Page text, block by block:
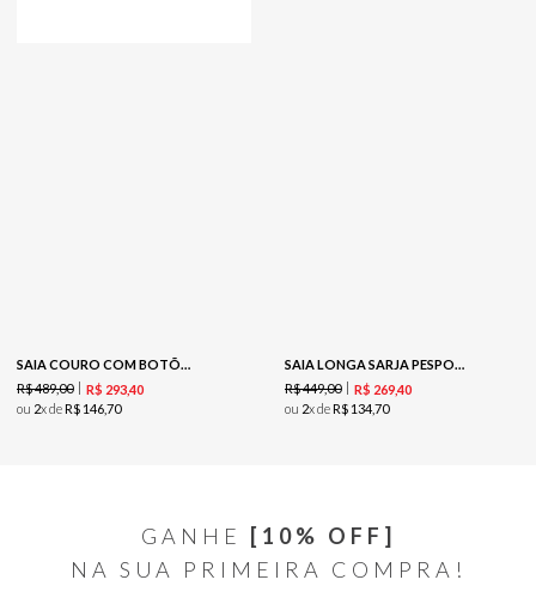
SAIA COURO COM BOTÕES MIDI - PRETO
R$489,00 R$ 29340
ou 2x deR$ 14670
SAIA LONGA SARJA PESPONTO - MARROM
R$449,00 R$ 26940
ou 2x deR$ 13470
GANHE
[10% OFF]
NA SUA PRIMEIRA COMPRA!